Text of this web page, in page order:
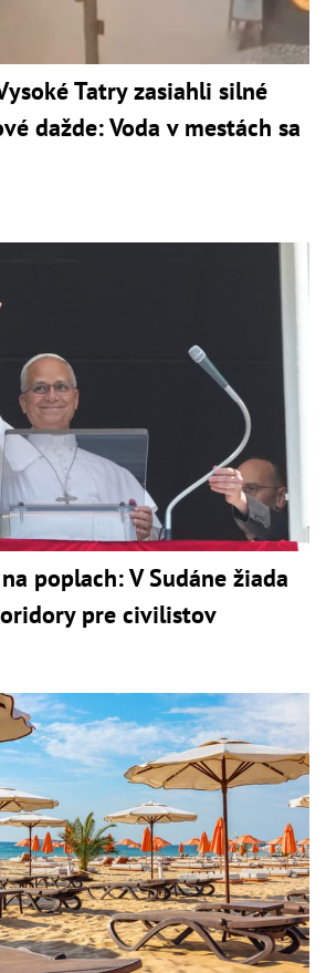
Tatry zasiahli silné
dažde: Voda v mestách sa
poplach: V Sudáne žiada
pre civilistov